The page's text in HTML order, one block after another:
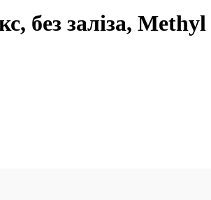
без заліза,